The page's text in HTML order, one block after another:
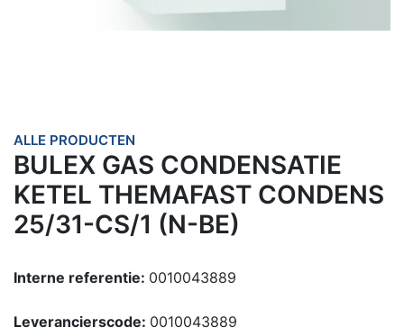
ALLE PRODUCTEN
BULEX GAS CONDENSATIE
KETEL THEMAFAST CONDENS
25/31-CS/1 (N-BE)
Interne referentie: 0010043889
Leverancierscode: 0010043889